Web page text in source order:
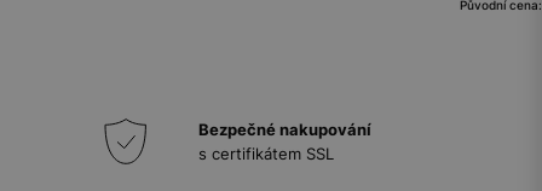
Původní
Bezpečné nakupování
s certifikátem SSL